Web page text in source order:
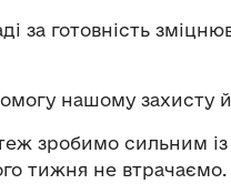
за готовність
нашому
зробимо сильним із
тижня не втрачаємо.